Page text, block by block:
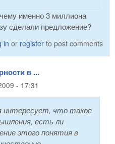
именно 3 миллиона
сделали предложение?
in or register to post comments
в ...
- 17:31
интересует, что такое
есть ли
этого понятия в